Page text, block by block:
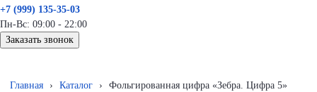
+7 (999) 135-35-03
Пн-Вс: 09:00 - 22:00
Заказать звонок
Главная › Каталог › Фольгированная цифра «Зебра. Цифра 5»